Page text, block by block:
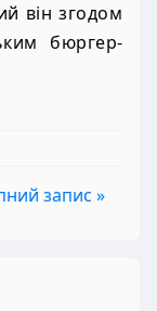
він згодом
бюргер­
запис »